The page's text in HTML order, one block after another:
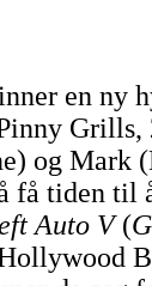
en ny
og Mark
få tiden til
Auto V(